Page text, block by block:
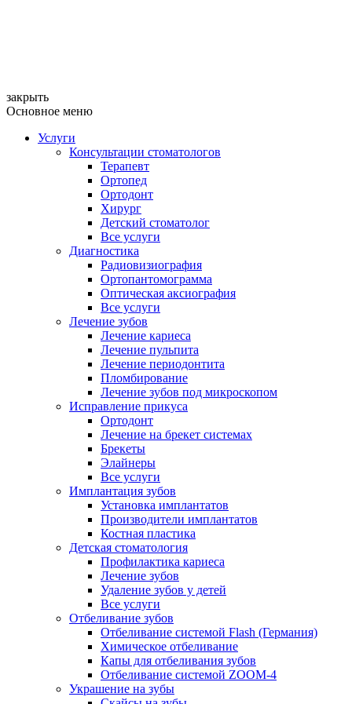
закрыть
Основное меню
Услуги
Консультации стоматологов
Терапевт
Ортопед
Ортодонт
Хирург
Детский стоматолог
Все услуги
Диагностика
Радиовизиография
Ортопантомограмма
Оптическая аксиография
Все услуги
Лечение зубов
Лечение кариеса
Лечение пульпита
Лечение периодонтита
Пломбирование
Лечение зубов под микроскопом
Исправление прикуса
Ортодонт
Лечение на брекет системах
Брекеты
Элайнеры
Все услуги
Имплантация зубов
Установка имплантатов
Производители имплантатов
Костная пластика
Детская стоматология
Профилактика кариеса
Лечение зубов
Удаление зубов у детей
Все услуги
Отбеливание зубов
Отбеливание системой Flash (Германия)
Химическое отбеливание
Капы для отбеливания зубов
Отбеливание системой ZOOM-4
Украшение на зубы